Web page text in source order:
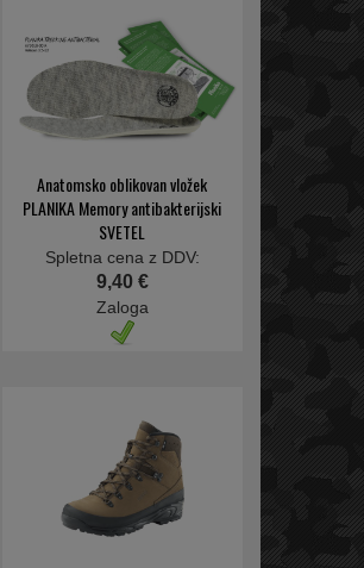
Anatomsko oblikovan vložek
PLANIKA Memory antibakterijski
SVETEL
Spletna cena z DDV:
9,40 €
Zaloga